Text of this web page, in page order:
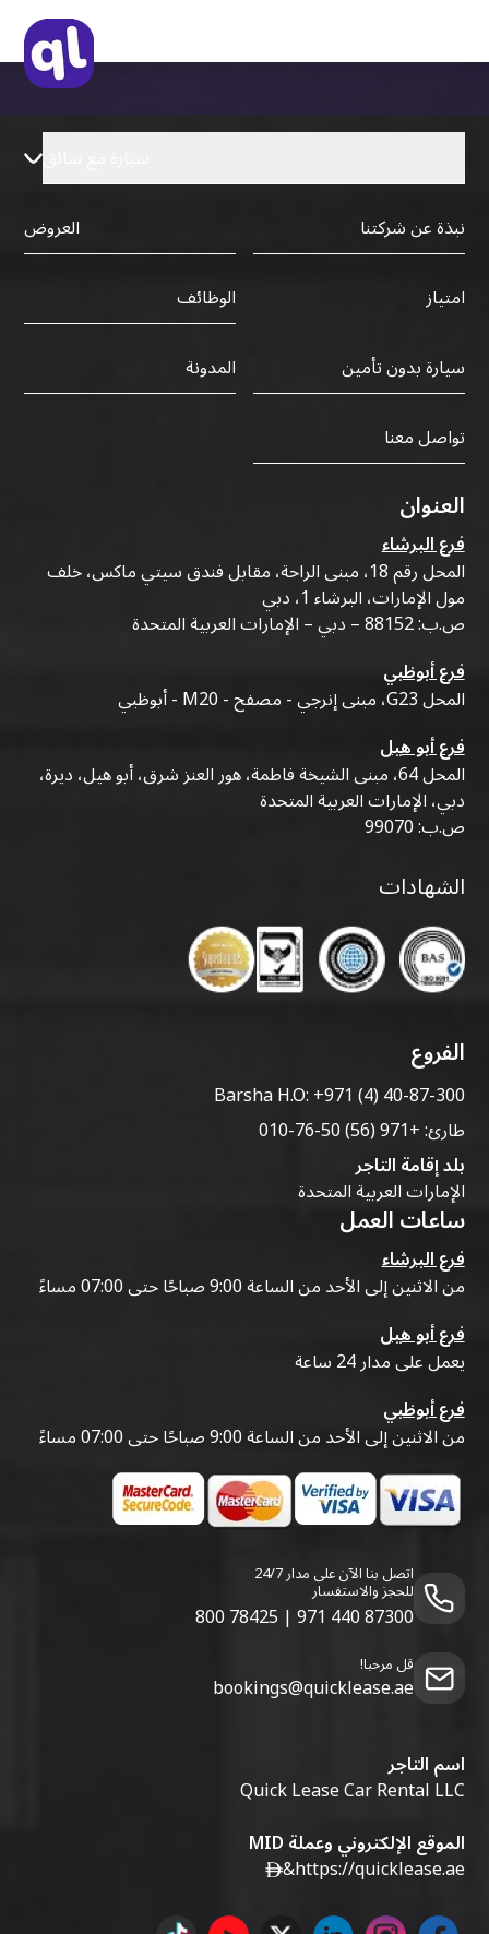
نبذة عن شركتنا
العروض
امتياز
الوظائف
سيارة بدون تأمين
المدونة
تواصل معنا
العنوان
فرع البرشاء
المحل رقم 18، مبنى الراحة، مقابل فندق سيتي ماكس، خلف
مول الإمارات، البرشاء 1، دبي
ص.ب: 88152 – دبي – الإمارات العربية المتحدة
فرع أبوظبي
المحل G23، مبنى إنرجي - مصفح - M20 - أبوظبي
فرع أبو هيل
المحل 64، مبنى الشيخة فاطمة، هور العنز شرق، أبو هيل، ديرة،
دبي، الإمارات العربية المتحدة
ص.ب: 99070
الشهادات
الفروع
Barsha H.O:+971 (4) 40-87-300
طارئ:+971 (56) 50-76-010
بلد إقامة التاجر
الإمارات العربية المتحدة
ساعات العمل
فرع البرشاء
من الاثنين إلى الأحد من الساعة 9:00 صباحًا حتى 07:00 مساءً
فرع أبو هيل
يعمل على مدار 24 ساعة
فرع أبوظبي
من الاثنين إلى الأحد من الساعة 9:00 صباحًا حتى 07:00 مساءً
اتصل بنا الآن على مدار 24/7
للحجز والاستفسار
800 78425 | 971 440 87300
قل مرحبا!
bookings@quicklease.ae
اسم التاجر
Quick Lease Car Rental LLC
الموقع الإلكتروني وعملة MID
https://quicklease.ae
&